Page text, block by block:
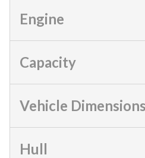
Engine
Capacity
Vehicle Dimensions
Hull